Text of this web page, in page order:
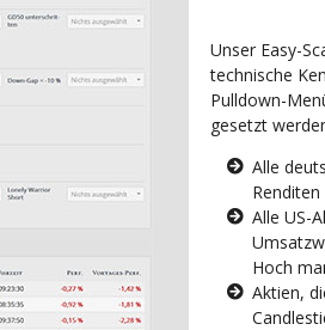
Unser Easy-
technische
Pulldown-
gesetzt
Alle
Alle US-
Hoch
Aktien,